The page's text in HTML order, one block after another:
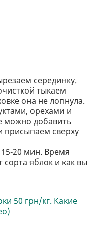
серединку.
тыкаем
она не лопнула.
орехами и
можно добавить
присыпаем сверху
15-20 мин. Время
сорта яблок и как вы
50 грн/кг. Какие